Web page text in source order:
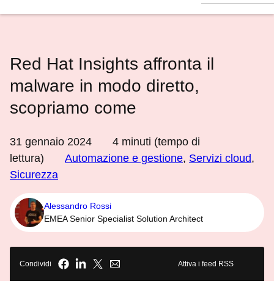
Red Hat Insights affronta il
malware in modo diretto,
scopriamo come
31 gennaio 2024 4 minuti (tempo di
lettura)
Automazione e gestione, Servizi cloud,
Sicurezza
Alessandro Rossi
EMEA Senior Specialist Solution Architect
Condividi Attiva i feed RSS